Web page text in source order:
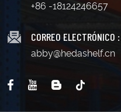
+86 -18124246657
CORREO ELECTRÓNICO :
abby@hedashelf.cn